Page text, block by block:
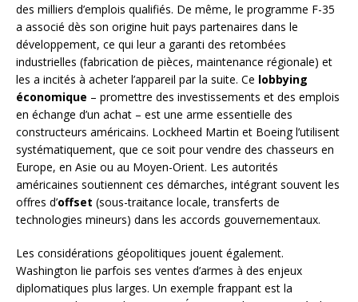
des milliers d’emplois qualifiés. De même, le programme F-35
a associé dès son origine huit pays partenaires dans le
développement, ce qui leur a garanti des retombées
industrielles (fabrication de pièces, maintenance régionale) et
les a incités à acheter l’appareil par la suite. Ce lobbying
économique – promettre des investissements et des emplois
en échange d’un achat – est une arme essentielle des
constructeurs américains. Lockheed Martin et Boeing l’utilisent
systématiquement, que ce soit pour vendre des chasseurs en
Europe, en Asie ou au Moyen-Orient. Les autorités
américaines soutiennent ces démarches, intégrant souvent les
offres d’offset (sous-traitance locale, transferts de
technologies mineurs) dans les accords gouvernementaux.
Les considérations géopolitiques jouent également.
Washington lie parfois ses ventes d’armes à des enjeux
diplomatiques plus larges. Un exemple frappant est la